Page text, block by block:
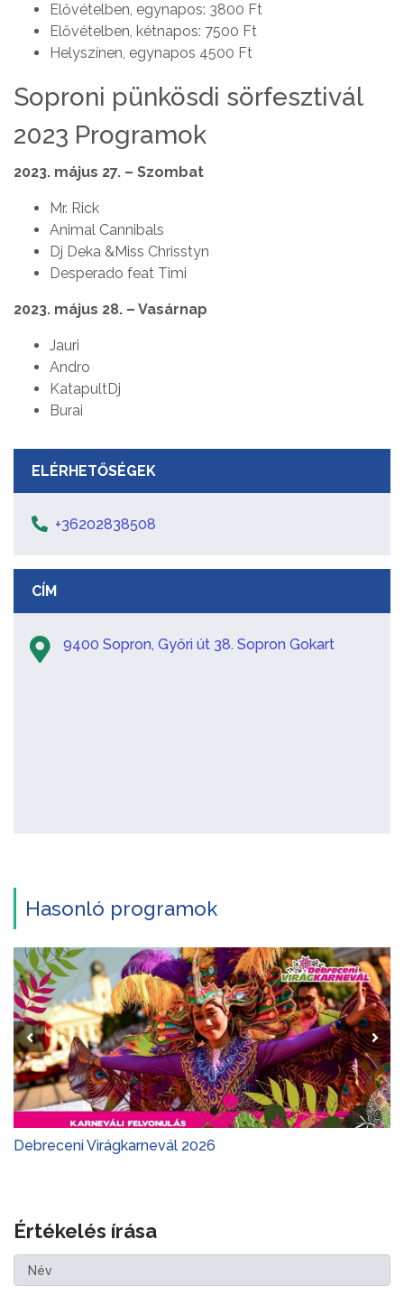
Elővételben, egynapos: 3800 Ft
Elővételben, kétnapos: 7500 Ft
Helyszínen, egynapos 4500 Ft
Soproni pünkösdi sörfesztivál
2023 Programok
2023. május 27. – Szombat
Mr. Rick
Animal Cannibals
Dj Deka &Miss Chrisstyn
Desperado feat Timi
2023. május 28. – Vasárnap
Jauri
Andro
KatapultDj
Burai
ELÉRHETŐSÉGEK
+36202838508
CÍM
9400 Sopron, Győri út 38. Sopron Gokart
Hasonló programok
Debreceni Virágkarnevál 2026
Értékelés írása